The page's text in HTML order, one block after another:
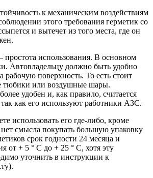
к механическим воздействиям
этого требования герметик со
и вытечет из того места, где он
использования. В основном
Автовладельцу должно быть удобно
рабочую поверхность. То есть стоит
тюбики или воздушные шары.
удобен и, как правило, считается
как его используют работники АЗС.
использовать его где-либо, кроме
смысла покупать большую упаковку
срок годности 24 месяца и
от + 5 ° C до + 25 ° C, хотя эту
уточнить в инструкции к